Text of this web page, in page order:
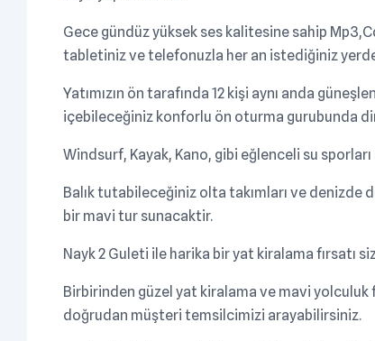
Gece gündüz yüksek ses kalitesine sahip
tabletiniz ve telefonuzla her an istediğiniz
Yatımızın ön tarafında 12 kişi aynı anda
içebileceğiniz konforlu ön oturma gurubunda
Windsurf, Kayak, Kano, gibi eğlenceli su
Balık tutabileceğiniz olta takımları ve
bir mavi tur sunacaktir.
Nayk 2 Guleti ile harika bir yat kiralama fırsatı
Birbirinden güzel yat kiralama ve mavi
doğrudan müşteri temsilcimizi arayabilirsiniz.